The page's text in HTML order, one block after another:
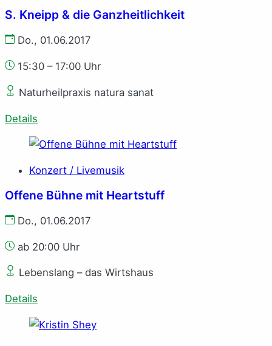
S. Kneipp & die Ganzheitlichkeit
Do., 01.06.2017
15:30 – 17:00 Uhr
Naturheilpraxis natura sanat
Details
Konzert / Livemusik
Offene Bühne mit Heartstuff
Do., 01.06.2017
ab 20:00 Uhr
Lebenslang – das Wirtshaus
Details